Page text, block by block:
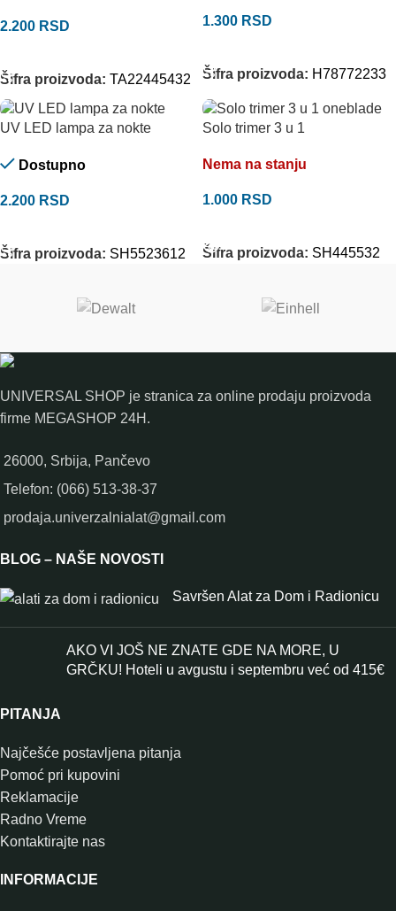
2.200 RSD
Šifra proizvoda: TA22445432
1.300 RSD
Šifra proizvoda: H78772233
UV LED lampa za nokte
Dostupno
2.200 RSD
Šifra proizvoda: SH5523612
Solo trimer 3 u 1
Nema na stanju
1.000 RSD
Šifra proizvoda: SH445532
UNIVERSAL SHOP je stranica za online prodaju proizvoda
firme MEGASHOP 24H.
26000, Srbija, Pančevo
Telefon: (066) 513-38-37
prodaja.univerzalnialat@gmail.com
BLOG – NAŠE NOVOSTI
Savršen Alat za Dom i Radionicu
AKO VI JOŠ NE ZNATE GDE NA MORE, U
GRČKU! Hoteli u avgustu i septembru već od 415€
PITANJA
Najčešće postavljena pitanja
Pomoć pri kupovini
Reklamacije
Radno Vreme
Kontaktirajte nas
INFORMACIJE